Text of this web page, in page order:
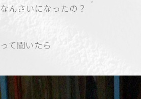
なんさいになったの？
って聞いたら